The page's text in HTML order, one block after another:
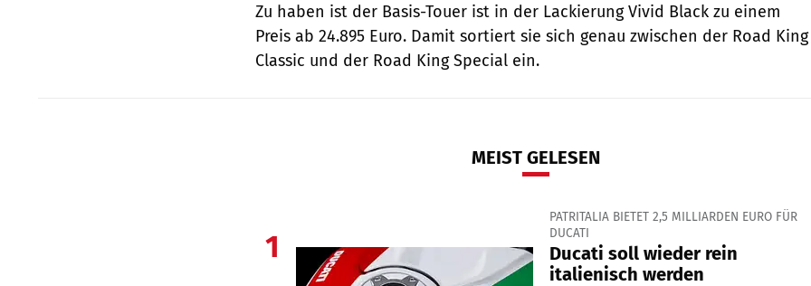
Zu haben ist der Basis-Touer ist in der Lackierung Vivid Black zu einem
Preis ab 24.895 Euro. Damit sortiert sie sich genau zwischen der Road King
Classic und der Road King Special ein.
MEIST GELESEN
1
PATRITALIA BIETET 2,5 MILLIARDEN EURO FÜR
DUCATI
Ducati soll wieder rein
italienisch werden